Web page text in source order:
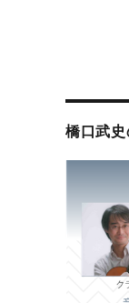
橋口武